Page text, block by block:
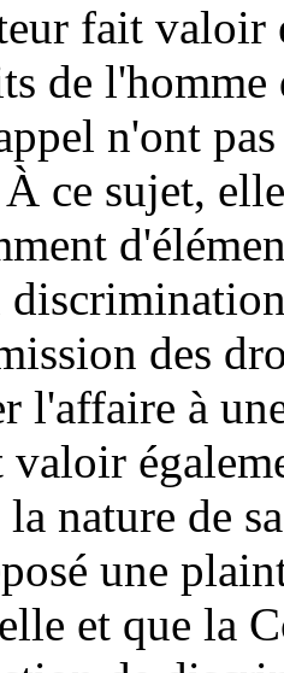
fait valoir
de
n'ont
ce sujet,
des
l'affaire à
nature de
une
et que la